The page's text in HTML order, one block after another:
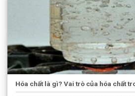
Hóa chất là gì? Vai trò của hóa chất